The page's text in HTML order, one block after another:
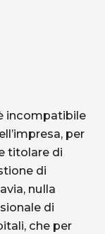
incompatibile
per
titolare di
di
nulla
di
che per